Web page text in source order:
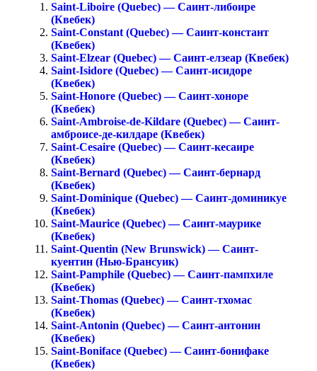
Saint-Liboire (Quebec) — Саинт-либоире
(Квебек)
Saint-Constant (Quebec) — Саинт-констант
(Квебек)
Saint-Elzear (Quebec) — Саинт-елзеар (Квебек)
Saint-Isidore (Quebec) — Саинт-исидоре
(Квебек)
Saint-Honore (Quebec) — Саинт-хоноре
(Квебек)
Saint-Ambroise-de-Kildare (Quebec) — Саинт-
амброисе-де-килдаре (Квебек)
Saint-Cesaire (Quebec) — Саинт-кесаире
(Квебек)
Saint-Bernard (Quebec) — Саинт-бернард
(Квебек)
Saint-Dominique (Quebec) — Саинт-доминикуе
(Квебек)
Saint-Maurice (Quebec) — Саинт-маурике
(Квебек)
Saint-Quentin (New Brunswick) — Саинт-
куентин (Нью-Брансуик)
Saint-Pamphile (Quebec) — Саинт-пампхиле
(Квебек)
Saint-Thomas (Quebec) — Саинт-тхомас
(Квебек)
Saint-Antonin (Quebec) — Саинт-антонин
(Квебек)
Saint-Boniface (Quebec) — Саинт-бонифаке
(Квебек)